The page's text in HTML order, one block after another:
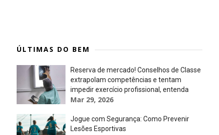
ÚLTIMAS DO BEM
Reserva de mercado! Conselhos de Classe
extrapolam competências e tentam
impedir exercício profissional, entenda
Mar 29, 2026
Jogue com Segurança: Como Prevenir
Lesões Esportivas